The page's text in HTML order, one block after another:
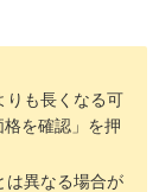
りも長くなる可
を確認」を押
は異なる場合が